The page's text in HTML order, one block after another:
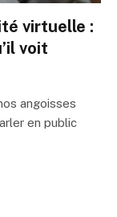
virtuelle :
voit
angoisses
en public